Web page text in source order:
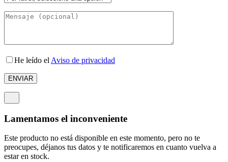
He leído el Aviso de privacidad
Lamentamos el inconveniente
Este producto no está disponible en este momento, pero no te
preocupes, déjanos tus datos y te notificaremos en cuanto vuelva a
estar en stock.